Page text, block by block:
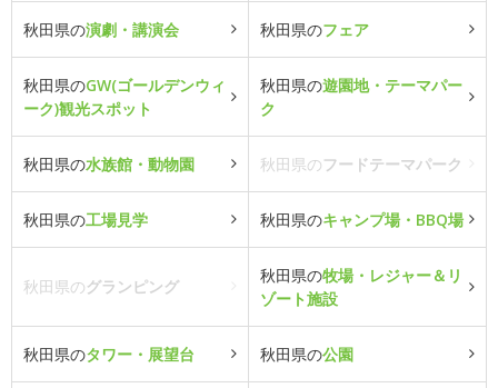
秋田県の演劇・講演会 秋田県のフェア
秋田県のGW(ゴールデンウィ
ーク)観光スポット
秋田県の遊園地・テーマパー
ク
秋田県の水族館・動物園 秋田県のフードテーマパーク
秋田県の工場見学 秋田県のキャンプ場・BBQ場
秋田県のグランピング
秋田県の牧場・レジャー＆リ
ゾート施設
秋田県のタワー・展望台 秋田県の公園